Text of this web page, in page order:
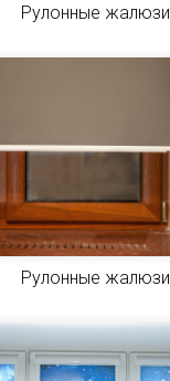
Рулонные жалюзи
Рулонные жалюзи